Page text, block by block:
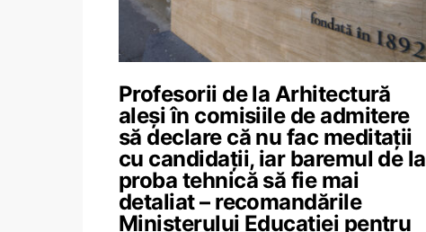
Profesorii de la Arhitectură
aleși în comisiile de admitere
să declare că nu fac meditații
cu candidații, iar baremul de la
proba tehnică să fie mai
detaliat – recomandările
Ministerului Educației pentru